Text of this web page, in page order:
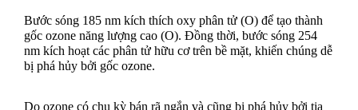
Bước sóng 185 nm kích thích oxy phân tử (O) để tạo thành
gốc ozone năng lượng cao (O). Đồng thời, bước sóng 254
nm kích hoạt các phân tử hữu cơ trên bề mặt, khiến chúng dễ
bị phá hủy bởi gốc ozone.
Do ozone có chu kỳ bán rã ngắn và cũng bị phá hủy bởi tia